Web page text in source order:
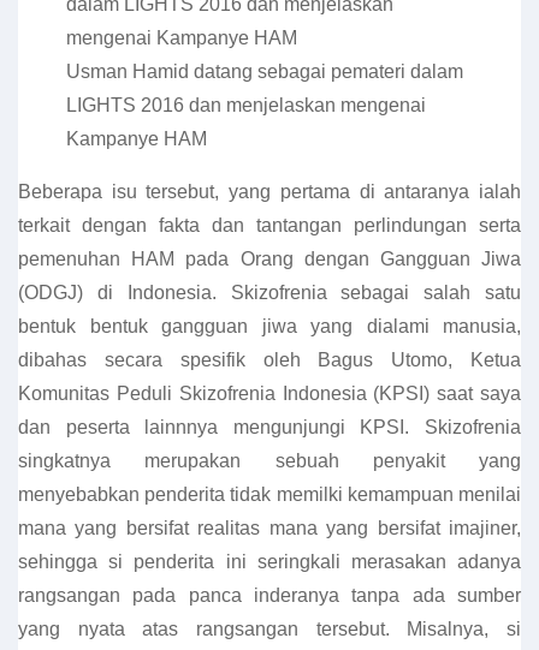
Usman Hamid datang sebagai pemateri dalam
LIGHTS 2016 dan menjelaskan mengenai
Kampanye HAM
Beberapa isu tersebut, yang pertama di antaranya ialah
terkait dengan fakta dan tantangan perlindungan serta
pemenuhan HAM pada Orang dengan Gangguan Jiwa
(ODGJ) di Indonesia. Skizofrenia sebagai salah satu
bentuk bentuk gangguan jiwa yang dialami manusia,
dibahas secara spesifik oleh Bagus Utomo, Ketua
Komunitas Peduli Skizofrenia Indonesia (KPSI) saat saya
dan peserta lainnnya mengunjungi KPSI. Skizofrenia
singkatnya merupakan sebuah penyakit yang
menyebabkan penderita tidak memilki kemampuan menilai
mana yang bersifat realitas mana yang bersifat imajiner,
sehingga si penderita ini seringkali merasakan adanya
rangsangan pada panca inderanya tanpa ada sumber
yang nyata atas rangsangan tersebut. Misalnya, si